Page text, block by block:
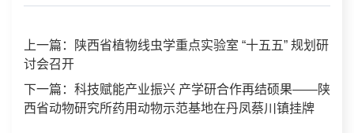
上一篇：陕西省植物线虫学重点实验室 “十五五” 规划研
讨会召开
下一篇：科技赋能产业振兴 产学研合作再结硕果——陕
西省动物研究所药用动物示范基地在丹凤蔡川镇挂牌